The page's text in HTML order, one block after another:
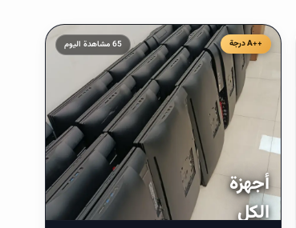
درجة 65 مشاهدة اليوم
أجهزة
الكل